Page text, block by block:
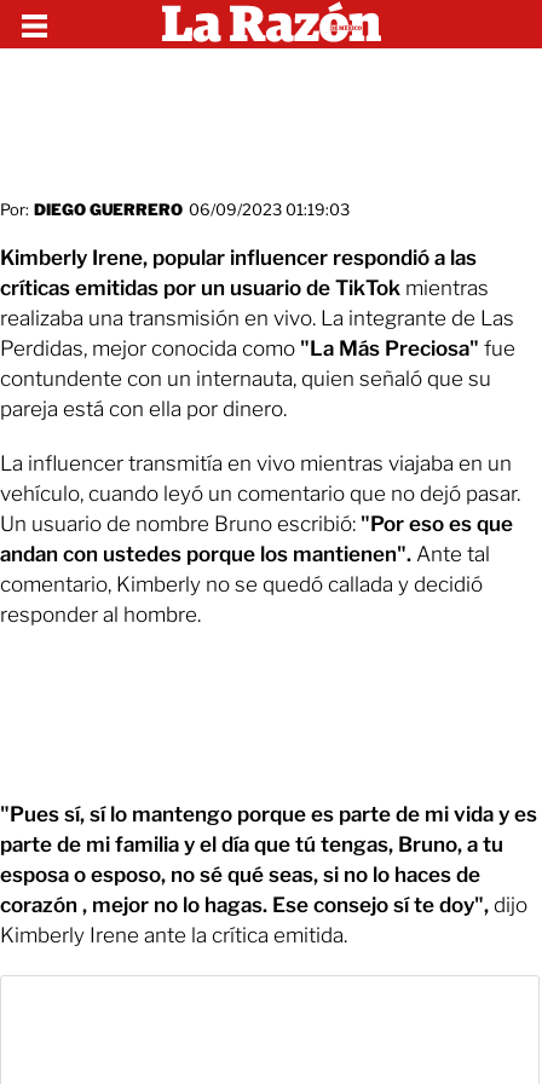
Por: DIEGO GUERRERO 06/09/2023 01:19:03
Kimberly Irene, popular influencer respondió a las
críticas emitidas por un usuario de TikTok mientras
realizaba una transmisión en vivo. La integrante de Las
Perdidas, mejor conocida como "La Más Preciosa" fue
contundente con un internauta, quien señaló que su
pareja está con ella por dinero.
La influencer transmitía en vivo mientras viajaba en un
vehículo, cuando leyó un comentario que no dejó pasar.
Un usuario de nombre Bruno escribió: "Por eso es que
andan con ustedes porque los mantienen". Ante tal
comentario, Kimberly no se quedó callada y decidió
responder al hombre.
"Pues sí, sí lo mantengo porque es parte de mi vida y es
parte de mi familia y el día que tú tengas, Bruno, a tu
esposa o esposo, no sé qué seas, si no lo haces de
corazón , mejor no lo hagas. Ese consejo sí te doy", dijo
Kimberly Irene ante la crítica emitida.